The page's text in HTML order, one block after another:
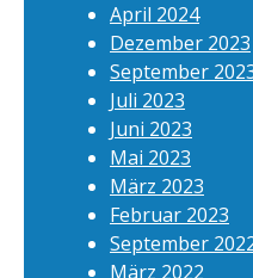
April 2024
Dezember 2023
September
Juli 2023
Juni 2023
Mai 2023
März 2023
Februar 2023
September
März 2022